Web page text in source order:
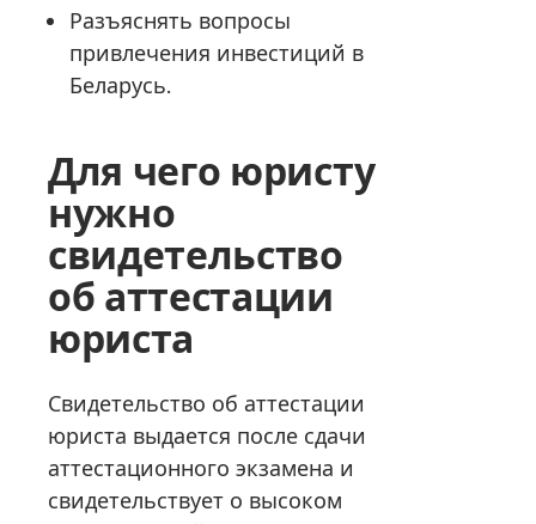
Разъяснять вопросы
привлечения инвестиций в
Беларусь.
Для чего юристу
нужно
свидетельство
об аттестации
юриста
Свидетельство об аттестации
юриста выдается после сдачи
аттестационного экзамена и
свидетельствует о высоком